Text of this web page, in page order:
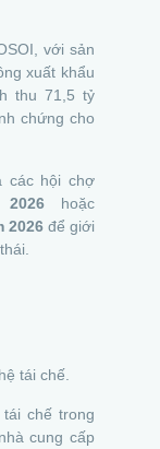
với sản
xuất khẩu
thu 71,5 tỷ
chứng cho
các hội chợ
2026 hoặc
2026 để giới
tái chế.
chế trong
cung cấp